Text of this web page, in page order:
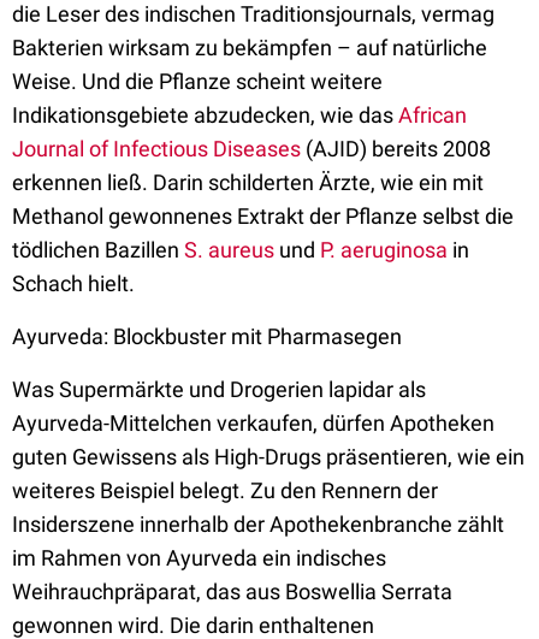
die Leser des indischen Traditionsjournals, vermag
Bakterien wirksam zu bekämpfen – auf natürliche
Weise. Und die Pflanze scheint weitere
Indikationsgebiete abzudecken, wie dasAfrican
Journal of Infectious Diseases (AJID) bereits 2008
erkennen ließ. Darin schilderten Ärzte, wie ein mit
Methanol gewonnenes Extrakt der Pflanze selbst die
tödlichen Bazillen S. aureus und P. aeruginosa in
Schach hielt.
Ayurveda: Blockbuster mit Pharmasegen
Was Supermärkte und Drogerien lapidar als
Ayurveda-Mittelchen verkaufen, dürfen Apotheken
guten Gewissens als High-Drugs präsentieren, wie ein
weiteres Beispiel belegt. Zu den Rennern der
Insiderszene innerhalb der Apothekenbranche zählt
im Rahmen von Ayurveda ein indisches
Weihrauchpräparat, das aus Boswellia Serrata
gewonnen wird. Die darin enthaltenen